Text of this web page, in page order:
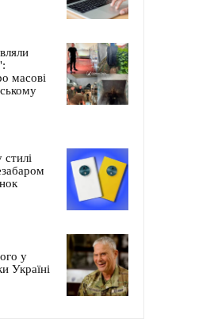
масові
у
Україні